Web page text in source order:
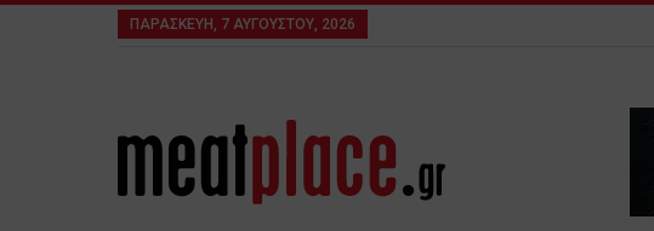
ΠΑΡΑΣΚΕΥΉ, 7 ΑΥΓΟΎΣΤΟΥ, 2026